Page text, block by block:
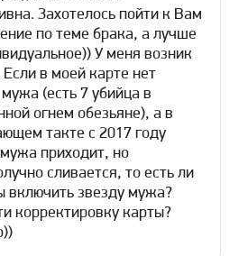
Захотелось пойти к Вам
по теме брака, а лучше
У меня возник
Если в моей карте нет
(есть 7 убийца в
огнем обезьяне), а в
такте с 2017 году
приходит, но
сливается, то есть ли
включить звезду мужа?
корректировку карты?